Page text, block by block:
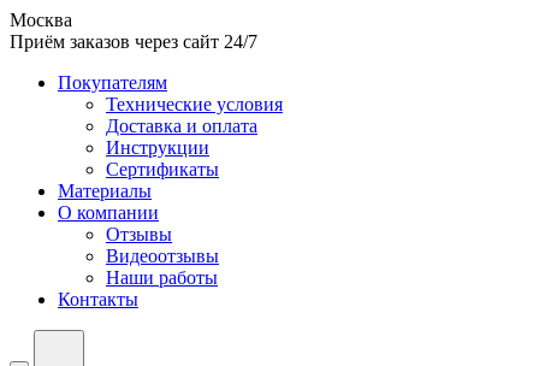
Москва
Приём заказов через сайт 24/7
Покупателям
Технические условия
Доставка и оплата
Инструкции
Сертификаты
Материалы
О компании
Отзывы
Видеоотзывы
Наши работы
Контакты